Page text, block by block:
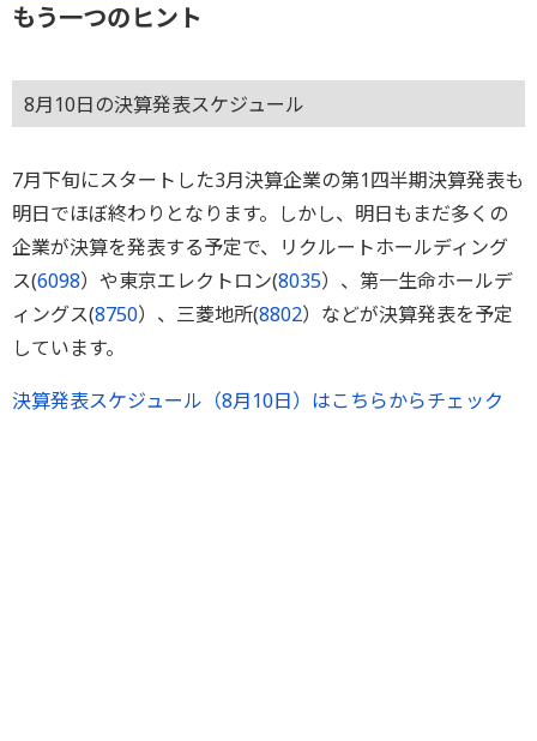
もう一つのヒント
8月10日の決算発表スケジュール
7月下旬にスタートした3月決算企業の第1四半期決算発表も
明日でほぼ終わりとなります。しかし、明日もまだ多くの
企業が決算を発表する予定で、リクルートホールディング
ス(6098）や東京エレクトロン(8035）、第一生命ホールデ
ィングス(8750）、三菱地所(8802）などが決算発表を予定
しています。
決算発表スケジュール（8月10日）はこちらからチェック